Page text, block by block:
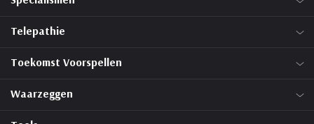
Telepathie
Toekomst Voorspellen
Waarzeggen